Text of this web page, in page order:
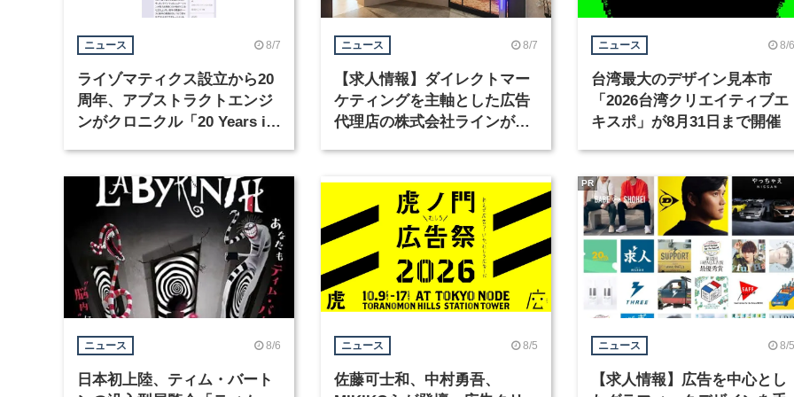
ニュース 8/7
ライゾマティクス設立から20
周年、アブストラクトエンジ
ンがクロニクル「20 Years in
ニュース 8/7
【求人情報】ダイレクトマー
ケティングを主軸とした広告
代理店の株式会社ラインが、
ニュース 8/6
台湾最大のデザイン見本市
「2026台湾クリエイティブエ
キスポ」が8月31日まで開催
ニュース 8/6
日本初上陸、ティム・バート
ニュース 8/5
佐藤可士和、中村勇吾、
ニュース 8/5
【求人情報】広告を中心とし
PR